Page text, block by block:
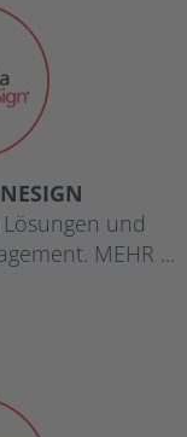
Lösungen und
MEHR ...